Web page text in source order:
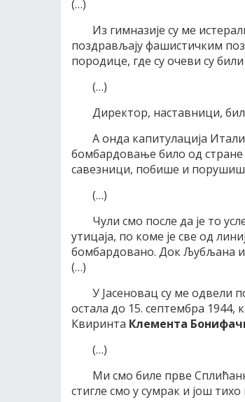
(…)
Из гимназије су ме
поздрављају фашистичким
породице, где су очеви су
(…)
Директор, наставници,
А онда капитулација
бомбардовање било од
савезници, побише и
(…)
Чули смо после да је то
утицаја, по коме је све од
бомбардовано. Док Љубљана и
(…)
У Јасеновац су ме одвели
остала до 15. септембра 1944,
Квиринта Клемента
(…)
Ми смо биле прве
стигле смо у сумрак и још